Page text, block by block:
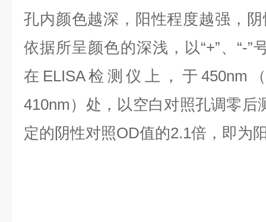
孔内颜色越深，阳性程度越强，
依据所呈颜色的深浅，以“+”、“-”
在ELISA检测仪上，于450nm
410nm）处，以空白对照孔调零后
定的阴性对照OD值的2.1倍，即为